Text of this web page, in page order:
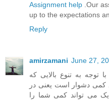
Assignment help .Our
up to the expectations
Reply
amirzamani June 27,
توجه به تنوع بالایی که
کمی دشوار است یعنی در
یک می تواند کمی شما را